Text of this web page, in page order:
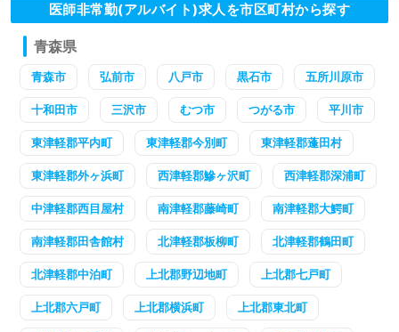
医師非常勤(アルバイト)求人を市区町村から探す
青森県
青森市 弘前市 八戸市 黒石市 五所川原市
十和田市 三沢市 むつ市 つがる市 平川市
東津軽郡平内町 東津軽郡今別町 東津軽郡蓬田村
東津軽郡外ヶ浜町 西津軽郡鰺ヶ沢町 西津軽郡深浦町
中津軽郡西目屋村 南津軽郡藤崎町 南津軽郡大鰐町
南津軽郡田舎館村 北津軽郡板柳町 北津軽郡鶴田町
北津軽郡中泊町 上北郡野辺地町 上北郡七戸町
上北郡六戸町 上北郡横浜町 上北郡東北町